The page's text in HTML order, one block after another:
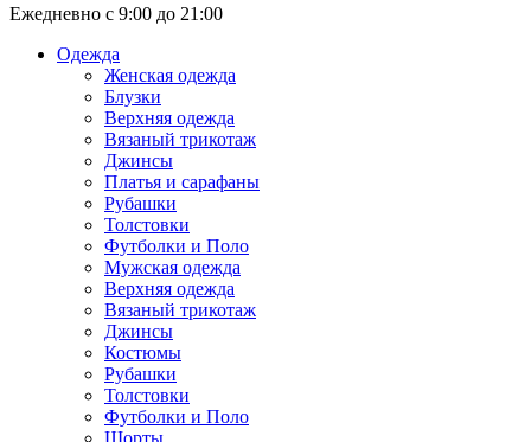
Ежедневно с 9:00 до 21:00
Одежда
Женская одежда
Блузки
Верхняя одежда
Вязаный трикотаж
Джинсы
Платья и сарафаны
Рубашки
Толстовки
Футболки и Поло
Мужская одежда
Верхняя одежда
Вязаный трикотаж
Джинсы
Костюмы
Рубашки
Толстовки
Футболки и Поло
Шорты